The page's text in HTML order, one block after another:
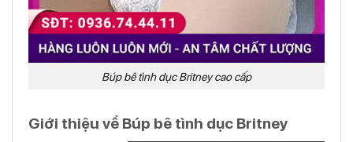
Búp bê tình dục Britney cao cấp
Giới thiệu về Búp bê tình dục Britney